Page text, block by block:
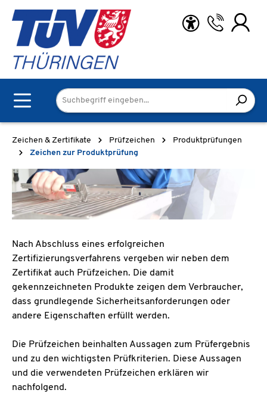
Zum Hauptinhalt springen
Zeichen & Zertifikate Prüfzeichen
Produktprüfungen
Zeichen zur Produktprüfung
Nach Abschluss eines erfolgreichen
Zertifizierungsverfahrens vergeben wir neben dem
Zertifikat auch Prüfzeichen. Die damit
gekennzeichneten Produkte zeigen dem Verbraucher,
dass grundlegende Sicherheitsanforderungen oder
andere Eigenschaften erfüllt werden.
Die Prüfzeichen beinhalten Aussagen zum Prüfergebnis
und zu den wichtigsten Prüfkriterien. Diese Aussagen
und die verwendeten Prüfzeichen erklären wir
nachfolgend.